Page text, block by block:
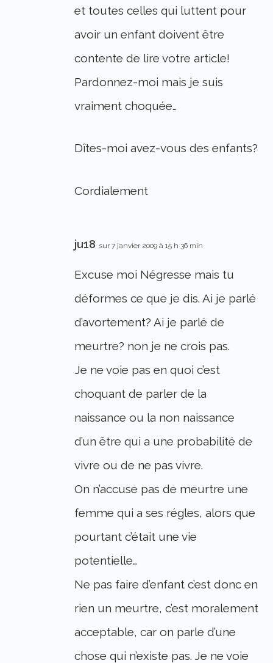
et toutes celles qui luttent pour
avoir un enfant doivent être
contente de lire votre article!
Pardonnez-moi mais je suis
vraiment choquée…
Dîtes-moi avez-vous des enfants?
Cordialement
ju18 sur 7 janvier 2009 à 15 h 36 min
Excuse moi Négresse mais tu
déformes ce que je dis. Ai je parlé
d’avortement? Ai je parlé de
meurtre? non je ne crois pas.
Je ne voie pas en quoi c’est
choquant de parler de la
naissance ou la non naissance
d’un être qui a une probabilité de
vivre ou de ne pas vivre.
On n’accuse pas de meurtre une
femme qui a ses régles, alors que
pourtant c’était une vie
potentielle…
Ne pas faire d’enfant c’est donc en
rien un meurtre, c’est moralement
acceptable, car on parle d’une
chose qui n’existe pas. Je ne voie